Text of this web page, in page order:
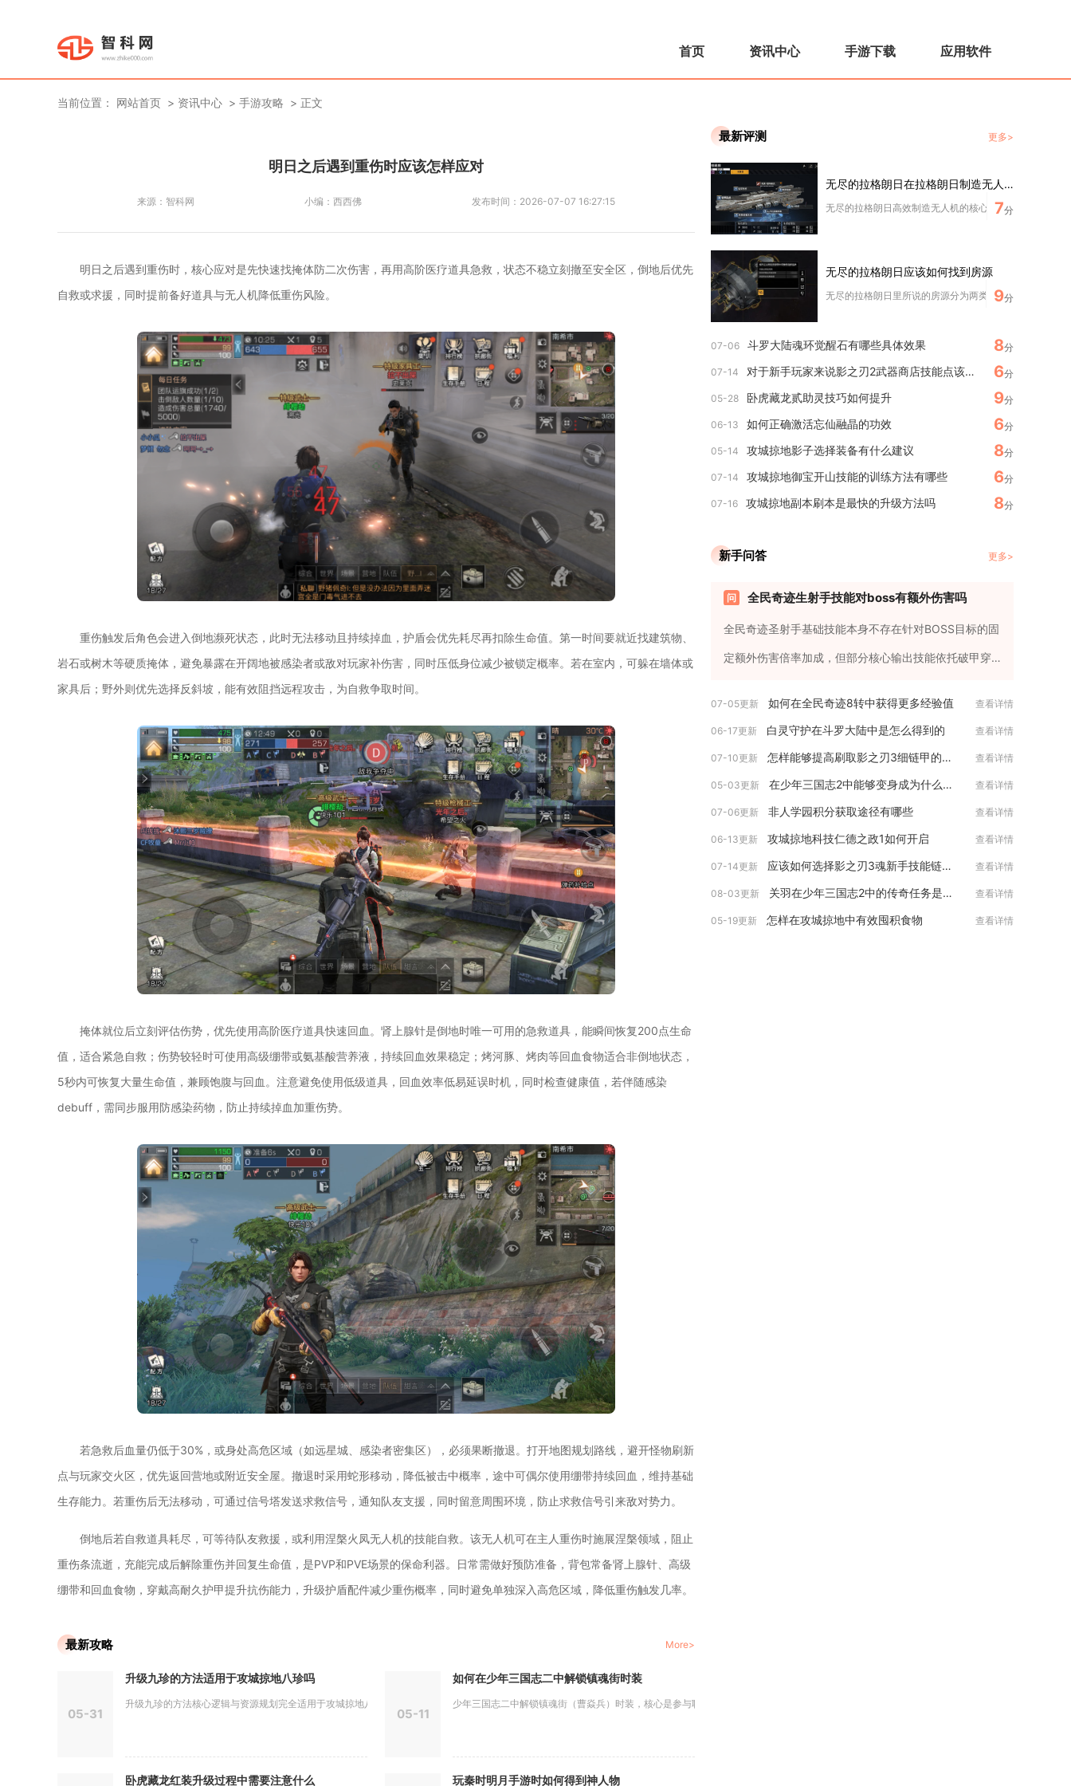
首页 资讯中心 手游下载 应用软件
当前位置： 网站首页 资讯中心 手游攻略 正文
明日之后遇到重伤时应该怎样应对
来源： 智科网 小编： 西西佛 发布时间： 2026-07-07 16:27:15
明日之后遇到重伤时，核心应对是先快速找掩体防二次伤害，再用高阶医疗道具急救，状态不稳立刻撤至安全区，倒地后优先
自救或求援，同时提前备好道具与无人机降低重伤风险。
重伤触发后角色会进入倒地濒死状态，此时无法移动且持续掉血，护盾会优先耗尽再扣除生命值。第一时间要就近找建筑物、
岩石或树木等硬质掩体，避免暴露在开阔地被感染者或敌对玩家补伤害，同时压低身位减少被锁定概率。若在室内，可躲在墙体或
家具后；野外则优先选择反斜坡，能有效阻挡远程攻击，为自救争取时间。
掩体就位后立刻评估伤势，优先使用高阶医疗道具快速回血。肾上腺针是倒地时唯一可用的急救道具，能瞬间恢复200点生命
值，适合紧急自救；伤势较轻时可使用高级绷带或氨基酸营养液，持续回血效果稳定；烤河豚、烤肉等回血食物适合非倒地状态，
5秒内可恢复大量生命值，兼顾饱腹与回血。注意避免使用低级道具，回血效率低易延误时机，同时检查健康值，若伴随感染
debuff，需同步服用防感染药物，防止持续掉血加重伤势。
若急救后血量仍低于30%，或身处高危区域（如远星城、感染者密集区），必须果断撤退。打开地图规划路线，避开怪物刷新
点与玩家交火区，优先返回营地或附近安全屋。撤退时采用蛇形移动，降低被击中概率，途中可偶尔使用绷带持续回血，维持基础
生存能力。若重伤后无法移动，可通过信号塔发送求救信号，通知队友支援，同时留意周围环境，防止求救信号引来敌对势力。
倒地后若自救道具耗尽，可等待队友救援，或利用涅槃火凤无人机的技能自救。该无人机可在主人重伤时施展涅槃领域，阻止
重伤条流逝，充能完成后解除重伤并回复生命值，是PVP和PVE场景的保命利器。日常需做好预防准备，背包常备肾上腺针、高级
绷带和回血食物，穿戴高耐久护甲提升抗伤能力，升级护盾配件减少重伤概率，同时避免单独深入高危区域，降低重伤触发几率。
最新攻略 More>
05-31
升级九珍的方法适用于攻城掠地八珍吗
升级九珍的方法核心逻辑与资源规划完全适用于攻城掠地八珍，仅在...
05-11
如何在少年三国志二中解锁镇魂街时装
少年三国志二中解锁镇魂街（曹焱兵）时装，核心是参与联动专属的...
卧虎藏龙红装升级过程中需要注意什么 玩秦时明月手游时如何得到神人物
最新评测 更多>
无尽的拉格朗日在拉格朗日制造无人机的秘诀是什么
无尽的拉格朗日高效制造无人机的核心秘诀，是解锁完整
7分
无尽的拉格朗日应该如何找到房源
无尽的拉格朗日里所说的房源分为两类，一类是枢纽安东
9分
07-06 斗罗大陆魂环觉醒石有哪些具体效果 8分
07-14 对于新手玩家来说影之刃2武器商店技能点该如何选择 6分
05-28 卧虎藏龙贰助灵技巧如何提升 9分
06-13 如何正确激活忘仙融晶的功效 6分
05-14 攻城掠地影子选择装备有什么建议 8分
07-14 攻城掠地御宝开山技能的训练方法有哪些 6分
07-16 攻城掠地副本刷本是最快的升级方法吗 8分
新手问答 更多>
全民奇迹生射手技能对boss有额外伤害吗
全民奇迹圣射手基础技能本身不存在针对BOSS目标的固
定额外伤害倍率加成，但部分核心输出技能依托破甲穿
07-05更新 如何在全民奇迹8转中获得更多经验值 查看详情
06-17更新 白灵守护在斗罗大陆中是怎么得到的 查看详情
07-10更新 怎样能够提高刷取影之刃3细链甲的效率 查看详情
05-03更新 在少年三国志2中能够变身成为什么角色 查看详情
07-06更新 非人学园积分获取途径有哪些 查看详情
06-13更新 攻城掠地科技仁德之政1如何开启 查看详情
07-14更新 应该如何选择影之刃3魂新手技能链搭配加点 查看详情
08-03更新 关羽在少年三国志2中的传奇任务是什么 查看详情
05-19更新 怎样在攻城掠地中有效囤积食物 查看详情